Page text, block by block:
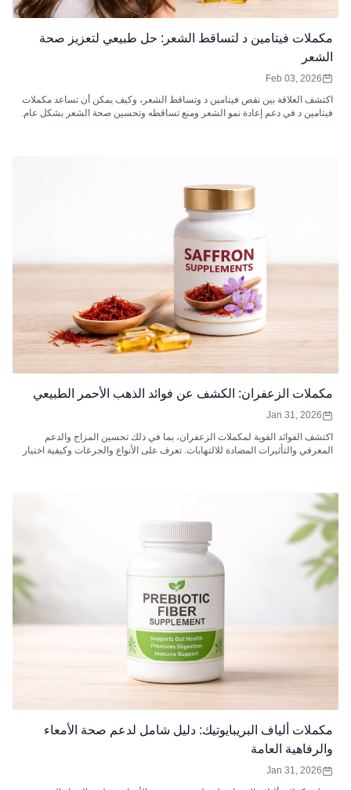
مكملات فيتامين د لتساقط الشعر: حل طبيعي لتعزيز صحة
الشعر
Feb 03, 2026
اكتشف العلاقة بين نقص فيتامين د وتساقط الشعر، وكيف يمكن أن تساعد مكملات
فيتامين د في دعم إعادة نمو الشعر ومنع تساقطه وتحسين صحة الشعر بشكل عام.
مكملات الزعفران: الكشف عن فوائد الذهب الأحمر الطبيعي
Jan 31, 2026
اكتشف الفوائد القوية لمكملات الزعفران، بما في ذلك تحسين المزاج والدعم
المعرفي والتأثيرات المضادة للالتهابات. تعرف على الأنواع والجرعات وكيفية اختيار
مكملات ألياف البريبايوتيك: دليل شامل لدعم صحة الأمعاء
والرفاهية العامة
Jan 31, 2026